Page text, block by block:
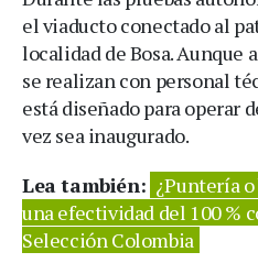
el viaducto conectado al
localidad de Bosa. Aunque
se realizan con personal
está diseñado para operar
vez sea inaugurado.
Lea también: ¿Puntería
una efectividad del 100 %
Selección Colombia